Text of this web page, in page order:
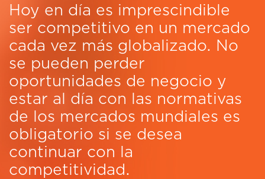
Hoy en día es imprescindible
ser competitivo en un mercado
cada vez más globalizado. No
se pueden perder
oportunidades de negocio y
estar al día con las normativas
de los mercados mundiales es
obligatorio si se desea
continuar con la
competitividad.